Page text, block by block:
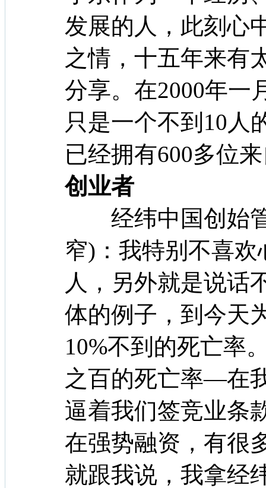
发展的人，此刻心
之情，十五年来有
分享。在2000年一
只是一个不到10人
已经拥有600多位
创业者
经纬中国创始管
窄)：我特别不喜
人，另外就是说话
体的例子，到今天
10%不到的死亡率
之百的死亡率—在
逼着我们签竞业条
在强势融资，有很
就跟我说，我拿经